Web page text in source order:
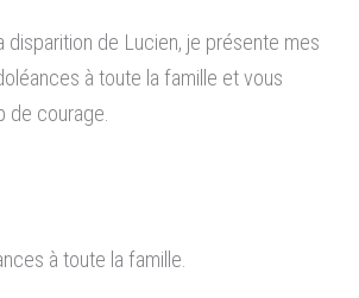
disparition de Lucien, je présente mes
à toute la famille et vous
de courage.
à toute la famille.